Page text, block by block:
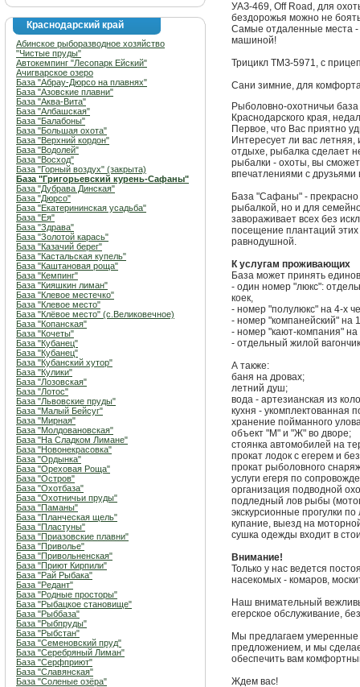
Краснодарский край
Абинское рыборазводное хозяйство
"Чистые пруды"
Автокемпинг "Лесопарк Ейский"
Ачигварское озеро
База "Абрау-Дюрсо на плавнях"
База "Азовские плавни"
База "Аква-Вита"
База "Албашская"
База "Балабоны"
База "Большая охота"
База "Верхний кордон"
База "Водолей"
База "Восход"
База "Горный воздух" (закрыта)
База "Григорьевский курень-Сафаны"
База "Дубрава Динская"
База "Дюрсо"
База "Екатерининская усадьба"
База "Ея"
База "Здрава"
База "Золотой карась"
База "Казачий берег"
База "Кастальская купель"
База "Каштановая роща"
База "Кемпинг"
База "Кияшкин лиман"
База "Клевое местечко"
База "Клевое место"
База "Клёвое место" (с.Великовечное)
База "Копанская"
База "Кочеты"
База "Кубанец"
База "Кубанец"
База "Кубанский хутор"
База "Кулики"
База "Лозовская"
База "Лотос"
База "Львовские пруды"
База "Малый Бейсуг"
База "Мирная"
База "Молдовановская"
База "На Сладком Лимане"
База "Новонекрасовка"
База "Ордынка"
База "Ореховая Роща"
База "Остров"
База "Охотбаза"
База "Охотничьи пруды"
База "Паманы"
База "Планческая щель"
База "Пластуны"
База "Приазовские плавни"
База "Приволье"
База "Привольненская"
База "Приют Кирпили"
База "Рай Рыбака"
База "Редант"
База "Родные просторы"
База "Рыбацкое становище"
База "Рыббаза"
База "Рыбпруды"
База "Рыбстан"
База "Семеновский пруд"
База "Серебряный Лиман"
База "Серфприют"
База "Славянская"
База "Соленые озёра"
УАЗ-469, Off Road, для
бездорожья можно не
Самые отдаленные места -
машиной!
Трицикл ТМЗ-5971, с
Сани зимние, для
Рыболовно-охотничьи
Краснодарского края,
Первое, что Вас приятно
Интересует ли вас
отдыхе, рыбалка сделает
рыбалки - охоты, вы
впечатлениями с
База "Сафаны" -
рыбалкой, но и для
завораживает всех без
посещение плантаций
равнодушной.
К услугам проживающих
База может принять
- один номер "люкс":
коек,
- номер "полулюкс" на 4-х
- номер "компанейский" на
- номер "кают-компания" на
- отдельный жилой
А также:
баня на дровах;
летний душ;
вода - артезианская из
кухня - укомплектованная
хранение пойманного
объект "М" и "Ж" во дворе;
стоянка автомобилей на
прокат лодок с егерем и
прокат рыболовного
услуги егеря по
организация подводной
подледный лов рыбы
экскурсионные прогулки
купание, выезд на
сушка одежды входит в
Внимание!
Только у нас ведется
насекомых - комаров,
Наш внимательный
егерское обслуживание,
Мы предлагаем умеренные
предложением, и мы
обеспечить вам
Ждем вас!